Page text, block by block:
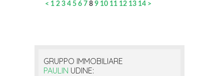
< 1 2 3 4 5 6 7 8 9 10 11 12 13 14 >
GRUPPO IMMOBILIARE
PAULIN UDINE: